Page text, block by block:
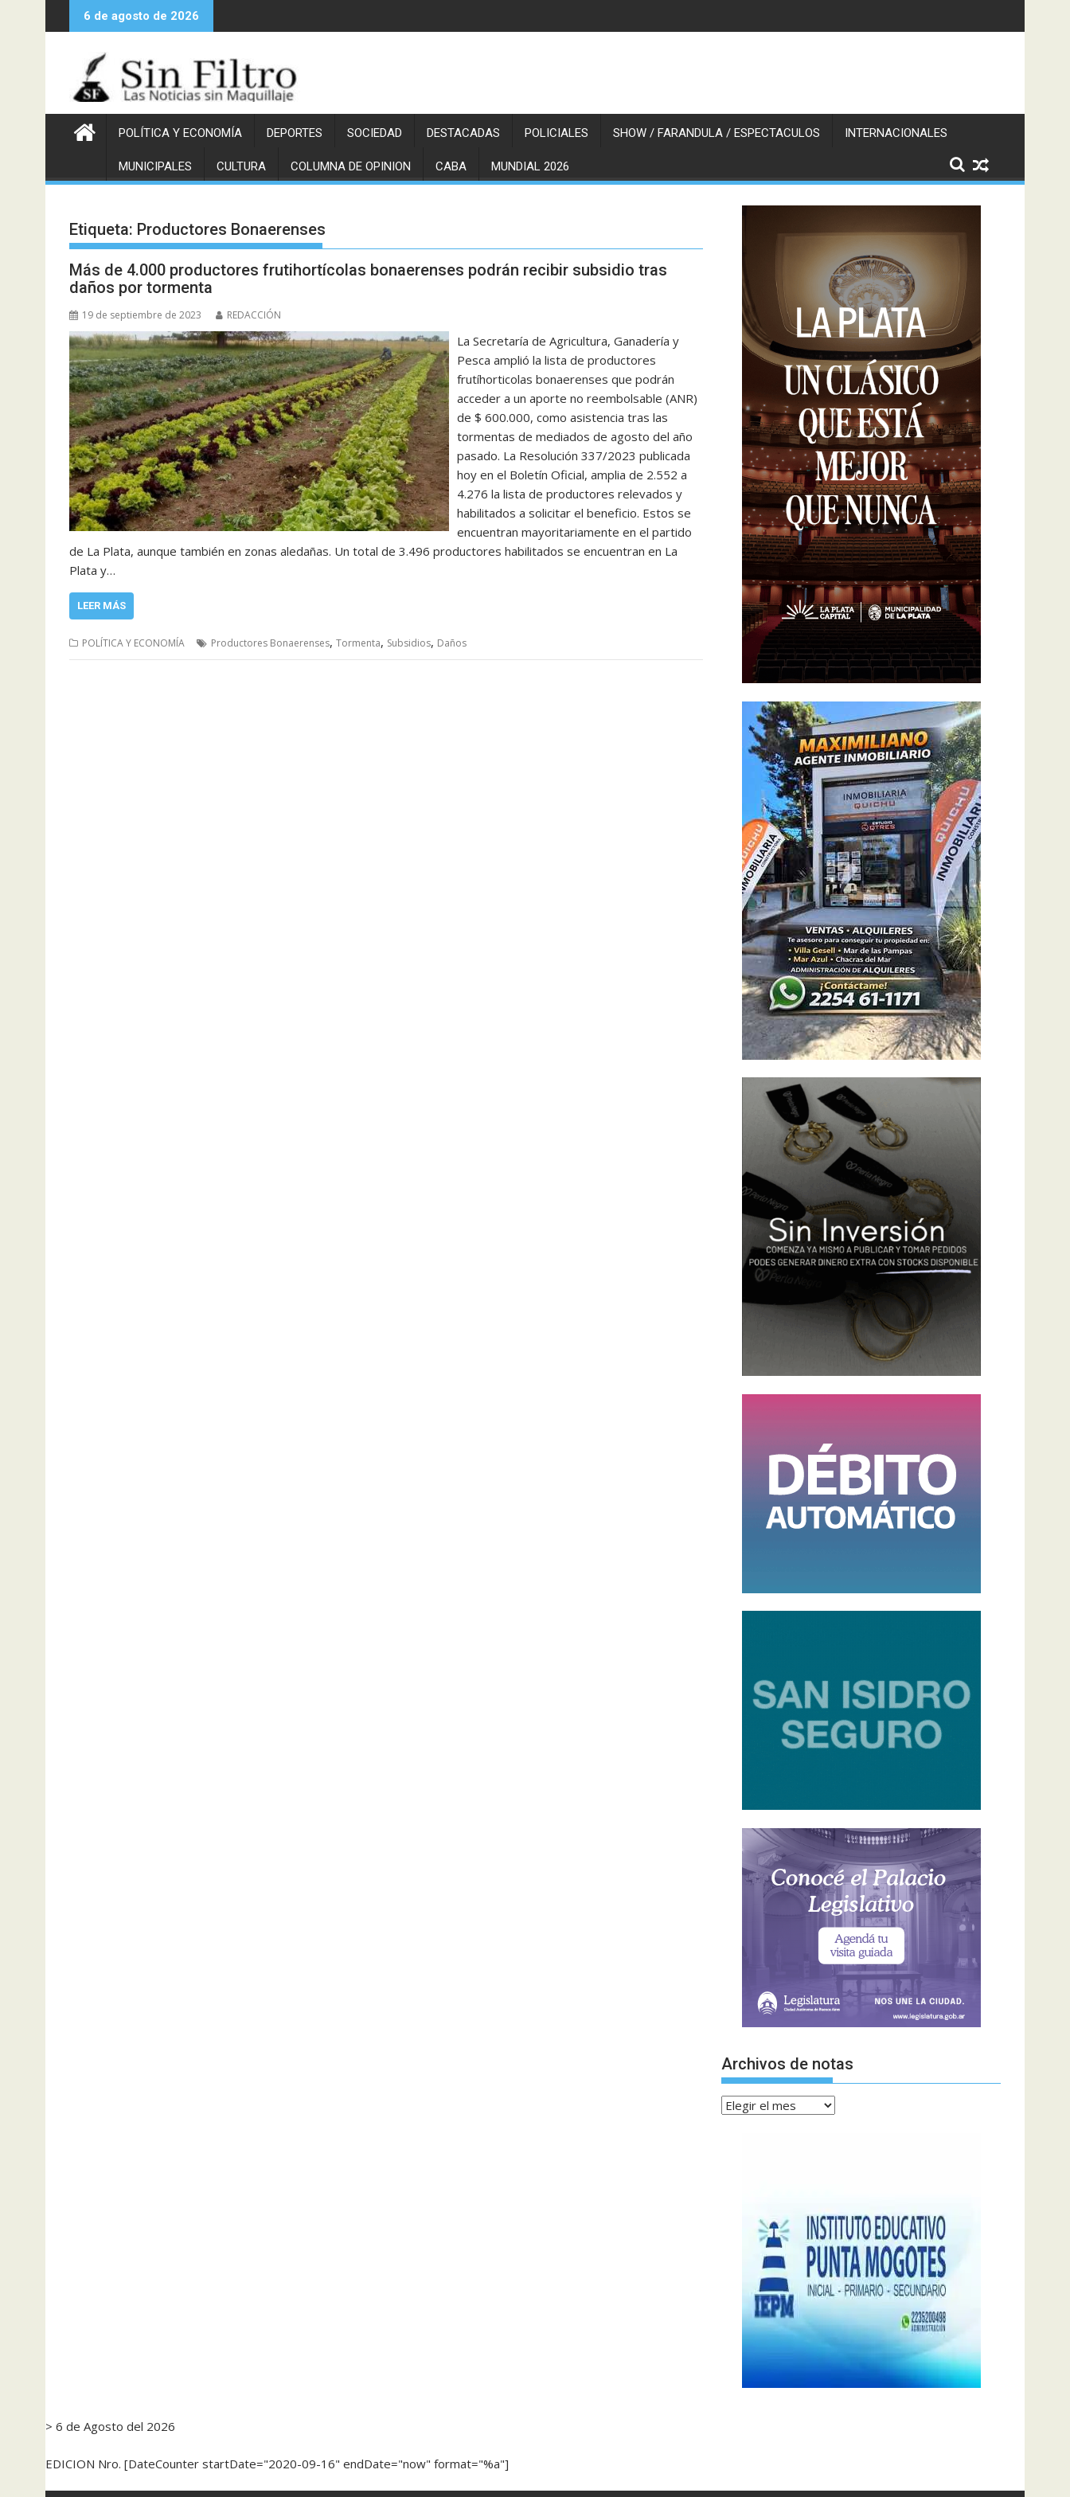
al
6 de agosto de 2026
POLÍTICA Y ECONOMÍA DEPORTES SOCIEDAD DESTACADAS POLICIALES SHOW / FARANDULA / ESPECTACULOS INTERNACIONALES
MUNICIPALES CULTURA COLUMNA DE OPINION CABA MUNDIAL 2026
Etiqueta: Productores Bonaerenses
Más de 4.000 productores frutihortícolas bonaerenses podrán recibir subsidio tras
daños por tormenta
19 de septiembre de 2023 REDACCIÓN
La Secretaría de Agricultura, Ganadería y
Pesca amplió la lista de productores
frutíhorticolas bonaerenses que podrán
acceder a un aporte no reembolsable (ANR)
de $ 600.000, como asistencia tras las
tormentas de mediados de agosto del año
pasado. La Resolución 337/2023 publicada
hoy en el Boletín Oficial, amplia de 2.552 a
4.276 la lista de productores relevados y
habilitados a solicitar el beneficio. Estos se
encuentran mayoritariamente en el partido
de La Plata, aunque también en zonas aledañas. Un total de 3.496 productores habilitados se encuentran en La
Plata y…
LEER MÁS
POLÍTICA Y ECONOMÍA Productores Bonaerenses, Tormenta, Subsidios, Daños
Archivos de notas
Archivos
> 6 de Agosto del 2026
EDICION Nro. [DateCounter startDate="2020-09-16" endDate="now" format="%a"]